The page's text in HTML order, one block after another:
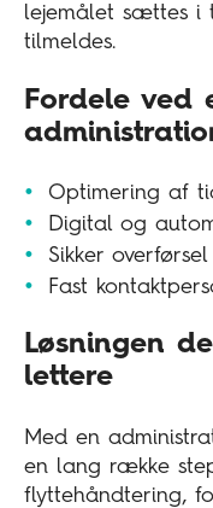
lejemålet sættes i
tilmeldes.
Fordele ved
Optimering af
Digital og
Sikker
Fast
Løsningen
lettere
Med en
en lang række
flyttehåndtering,